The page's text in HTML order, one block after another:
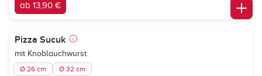
ab 13,90 €
Pizza Sucuk
mit Knoblauchwurst
Ø 26 cm Ø 32 cm